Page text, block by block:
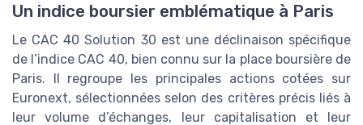
Un indice boursier emblématique à Paris
Le CAC 40 Solution 30 est une déclinaison spécifique
de l’indice CAC 40, bien connu sur la place boursière de
Paris. Il regroupe les principales actions cotées sur
Euronext, sélectionnées selon des critères précis liés à
leur volume d’échanges, leur capitalisation et leur